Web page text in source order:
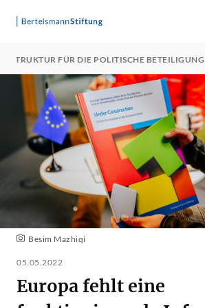
FÜR DIE POLITISCHE
Besim Mazhiqi
05.05.2022
Europa fehlt eine